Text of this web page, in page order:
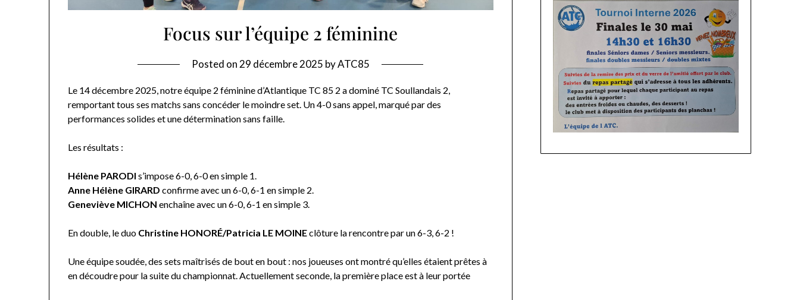
Focus sur l’équipe 2 féminine
Posted on 29 décembre 2025 byATC85
Le 14 décembre 2025, notre équipe 2 féminine d’Atlantique TC 85 2 a dominé TC Soullandais 2,
remportant tous ses matchs sans concéder le moindre set. Un 4-0 sans appel, marqué par des
performances solides et une détermination sans faille.
Les résultats :
Hélène PARODI s’impose 6-0, 6-0 en simple 1.
Anne Hélène GIRARD confirme avec un 6-0, 6-1 en simple 2.
Geneviève MICHON enchaîne avec un 6-0, 6-1 en simple 3.
En double, le duo Christine HONORÉ/Patricia LE MOINEclôture la rencontre par un 6-3, 6-2 !
Une équipe soudée, des sets maîtrisés de bout en bout : nos joueuses ont montré qu’elles étaient prêtes à
en découdre pour la suite du championnat. Actuellement seconde, la première place est à leur portée